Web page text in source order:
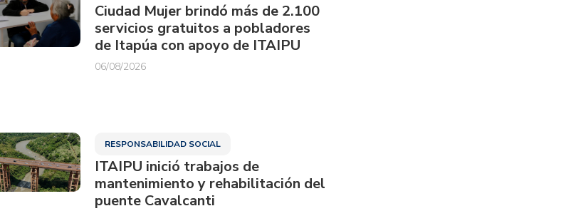
Ciudad Mujer brindó más de 2.100
servicios gratuitos a pobladores
de Itapúa con apoyo de ITAIPU
06/08/2026
RESPONSABILIDAD SOCIAL
ITAIPU inició trabajos de
mantenimiento y rehabilitación del
puente Cavalcanti